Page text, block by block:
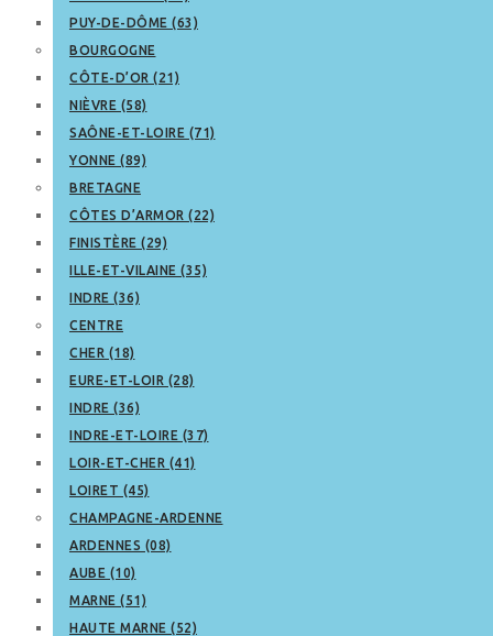
PUY-DE-DÔME (63)
BOURGOGNE
CÔTE-D’OR (21)
NIÈVRE (58)
SAÔNE-ET-LOIRE (71)
YONNE (89)
BRETAGNE
CÔTES D’ARMOR (22)
FINISTÈRE (29)
ILLE-ET-VILAINE (35)
INDRE (36)
CENTRE
CHER (18)
EURE-ET-LOIR (28)
INDRE (36)
INDRE-ET-LOIRE (37)
LOIR-ET-CHER (41)
LOIRET (45)
CHAMPAGNE-ARDENNE
ARDENNES (08)
AUBE (10)
MARNE (51)
HAUTE MARNE (52)